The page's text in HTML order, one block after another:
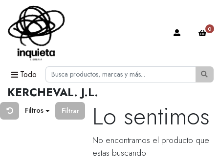
Todo
0
KERCHEVAL. J.L.
Filtros Filtrar Lo sentimos
No encontramos el producto que
estas buscando